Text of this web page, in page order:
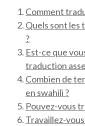
Comment
Quels sont les
?
Est-ce que
traduction
Combien de
en swahili ?
Pouvez-vous
Travaillez-